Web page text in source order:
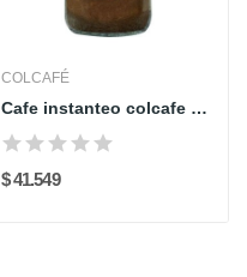
COLCAFÉ
Cafe instanteo colcafe clasico x 250 gr
$ 41.549